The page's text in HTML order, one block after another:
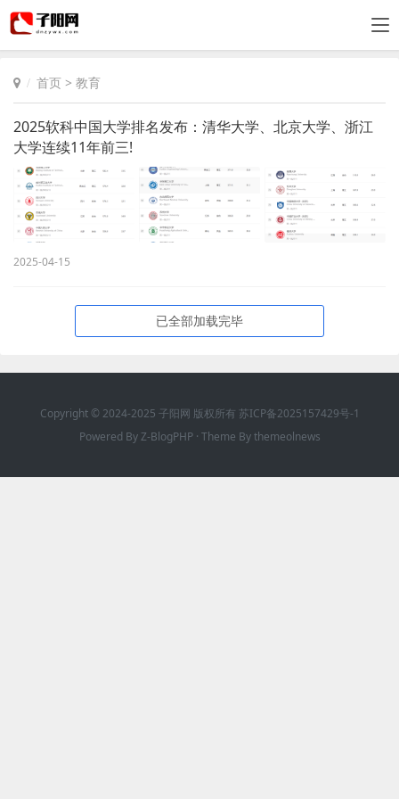
首页 > 教育
2025软科中国大学排名发布：清华大学、北京大学、浙江
大学连续11年前三!
2025-04-15
已全部加载完毕
Copyright © 2024-2025 子阳网 版权所有 苏ICP备2025157429号-1
Powered ByZ-BlogPHP· Theme Bythemeolnews